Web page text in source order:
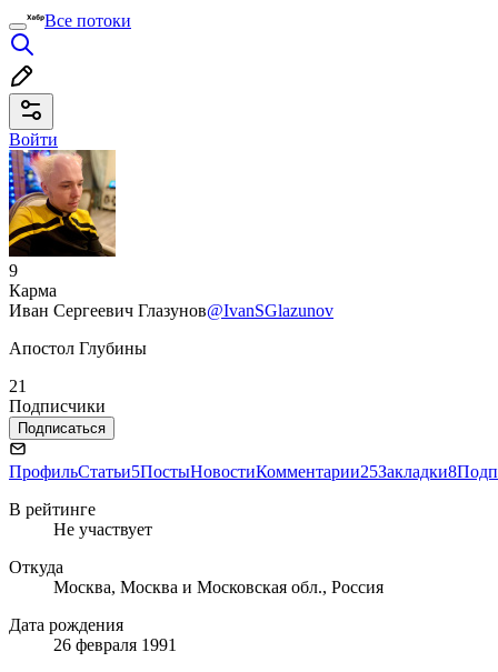
Все потоки
Войти
9
Карма
Иван Сергеевич Глазунов@IvanSGlazunov
Апостол Глубины
21
Подписчики
Подписаться
ПрофильСтатьи5ПостыНовостиКомментарии25Закладки8
В рейтинге
Не участвует
Откуда
Москва, Москва и Московская обл., Россия
Дата рождения
26 февраля 1991